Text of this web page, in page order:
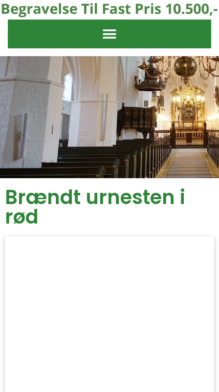
Brændt urnesten i
rød